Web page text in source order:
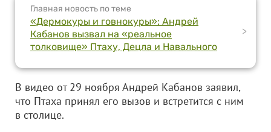
Главная новость по теме
«Дермокуры и говнокуры»: Андрей
Кабанов вызвал на «реальное
толковище» Птаху, Децла и Навального
>
В видео от 29 ноября Андрей Кабанов заявил,
что Птаха принял его вызов и встретится с ним
в столице.